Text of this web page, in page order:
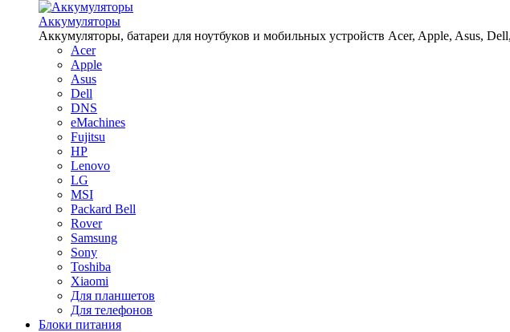
Аккумуляторы
Аккумуляторы, батареи для ноутбуков и мобильных устройств Acer, Apple, Asus,
Acer
Apple
Asus
Dell
DNS
eMachines
Fujitsu
HP
Lenovo
LG
MSI
Packard Bell
Rover
Samsung
Sony
Toshiba
Xiaomi
Для планшетов
Для телефонов
Блоки питания